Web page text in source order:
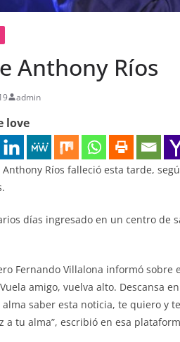
Anthony Ríos
admin
love
Anthony Ríos falleció esta tarde,
días ingresado en un centro de
Fernando Villalona informó
amigo, vuelva alto. Descansa
saber esta noticia, te quiero y
a tu alma”, escribió en esa